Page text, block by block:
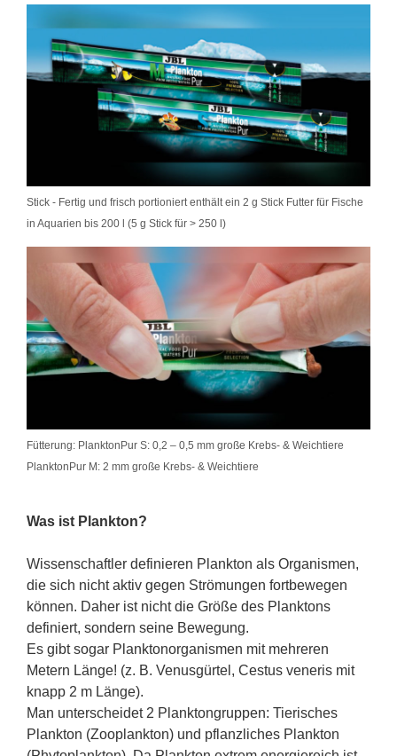
Stick - Fertig und frisch portioniert enthält ein 2 g Stick Futter für Fische
in Aquarien bis 200 l (5 g Stick für > 250 l)
Fütterung: PlanktonPur S: 0,2 – 0,5 mm große Krebs- & Weichtiere
PlanktonPur M: 2 mm große Krebs- & Weichtiere
Was ist Plankton?
Wissenschaftler definieren Plankton als Organismen,
die sich nicht aktiv gegen Strömungen fortbewegen
können. Daher ist nicht die Größe des Planktons
definiert, sondern seine Bewegung.
Es gibt sogar Planktonorganismen mit mehreren
Metern Länge! (z. B. Venusgürtel, Cestus veneris mit
knapp 2 m Länge).
Man unterscheidet 2 Planktongruppen: Tierisches
Plankton (Zooplankton) und pflanzliches Plankton